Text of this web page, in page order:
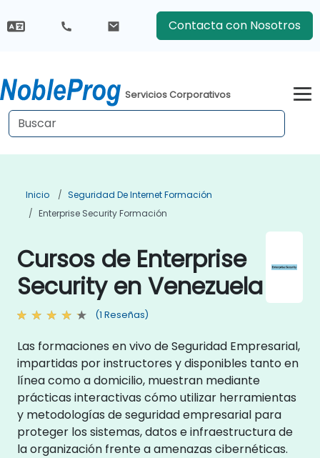
Contacta con Nosotros
Servicios Corporativos
Inicio
Seguridad De Internet Formación
Enterprise Security Formación
Cursos de Enterprise
Security en Venezuela
(1 Reseñas)
Las formaciones en vivo de Seguridad Empresarial,
impartidas por instructores y disponibles tanto en
línea como a domicilio, muestran mediante
prácticas interactivas cómo utilizar herramientas
y metodologías de seguridad empresarial para
proteger los sistemas, datos e infraestructura de
la organización frente a amenazas cibernéticas.